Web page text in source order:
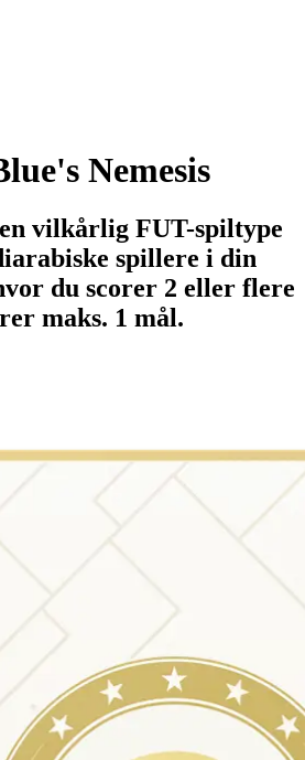
Nemesis
vilkårlig FUT-spiltype
spillere i din
du scorer 2 eller flere
maks. 1 mål.